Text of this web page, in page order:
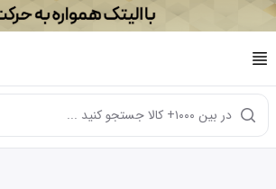
در بین ۱۰۰۰+ کالا جستجو کنید ...